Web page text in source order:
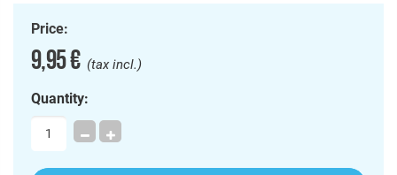
Price:
9,95 €(tax incl.)
Quantity: